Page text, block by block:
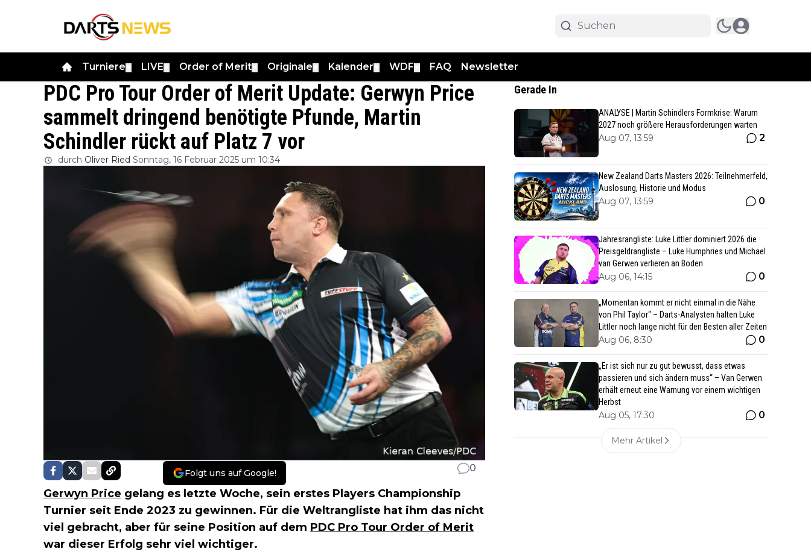
Turniere LIVE Order of Merit Originale Kalender WDF FAQ Newsletter
PDC Pro Tour Order of Merit Update: Gerwyn Price
sammelt dringend benötigte Pfunde, Martin
Schindler rückt auf Platz 7 vor
durch Oliver Ried Sonntag, 16 Februar 2025 um 10:34
Folgt uns auf Google! 0
Gerwyn Price gelang es letzte Woche, sein erstes Players Championship
Turnier seit Ende 2023 zu gewinnen. Für die Weltrangliste hat ihm das nicht
viel gebracht, aber für seine Position auf dem PDC Pro Tour Order of Merit
war dieser Erfolg sehr viel wichtiger.
Gerade In
ANALYSE | Martin Schindlers Formkrise: Warum
2027 noch größere Herausforderungen warten
Aug 07, 13:59 2
New Zealand Darts Masters 2026: Teilnehmerfeld,
Auslosung, Historie und Modus
Aug 07, 13:59 0
Jahresrangliste: Luke Littler dominiert 2026 die
Preisgeldrangliste – Luke Humphries und Michael
van Gerwen verlieren an Boden
Aug 06, 14:15 0
„Momentan kommt er nicht einmal in die Nähe
von Phil Taylor“ – Darts-Analysten halten Luke
Littler noch lange nicht für den Besten aller Zeiten
Aug 06, 8:30 0
„Er ist sich nur zu gut bewusst, dass etwas
passieren und sich ändern muss“ – Van Gerwen
erhält erneut eine Warnung vor einem wichtigen
Herbst
Aug 05, 17:30 0
Mehr Artikel